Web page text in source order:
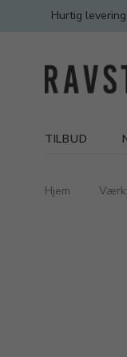
Hurtig levering
TILBUD
Hjem